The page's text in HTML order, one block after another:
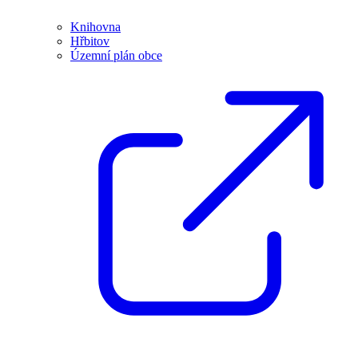
Knihovna
Hřbitov
Územní plán obce